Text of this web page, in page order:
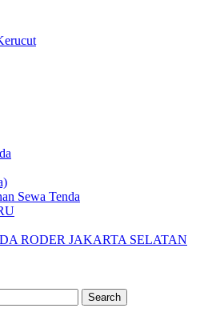
Sewa Tenda
RODER JAKARTA SELATAN
Search